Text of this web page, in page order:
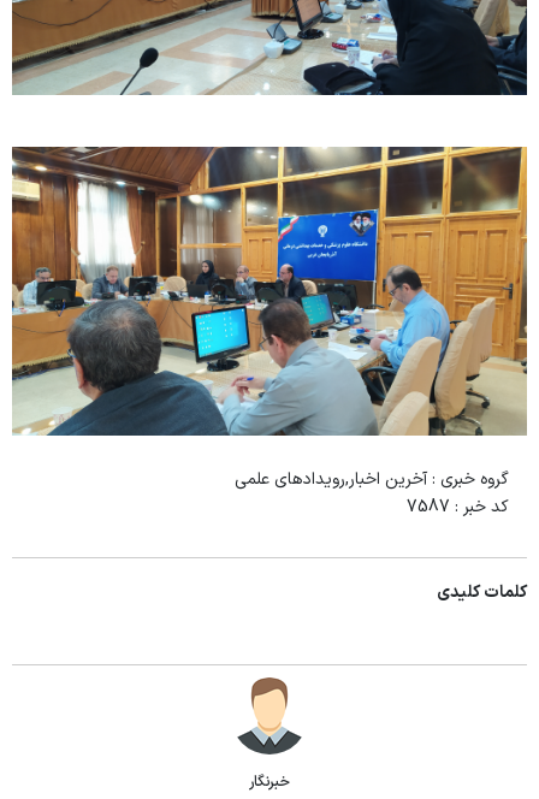
گروه خبری : آخرین اخبار,رویدادهای علمی
کد خبر : 7587
کلمات کلیدی
خبرنگار